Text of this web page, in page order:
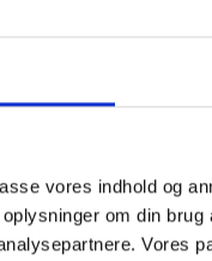
vores indhold og
om din
Vores
Læs mere om Sikker